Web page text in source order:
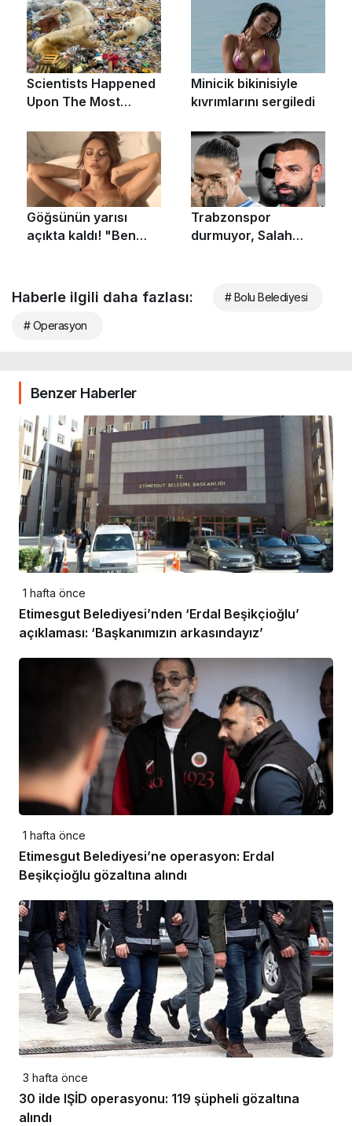
Haberle ilgili daha fazlası: # Bolu Belediyesi
# Operasyon
Benzer Haberler
1 hafta önce
Etimesgut Belediyesi’nden ‘Erdal Beşikçioğlu’
açıklaması: ‘Başkanımızın arkasındayız’
1 hafta önce
Etimesgut Belediyesi’ne operasyon: Erdal
Beşikçioğlu gözaltına alındı
3 hafta önce
30 ilde IŞİD operasyonu: 119 şüpheli gözaltına
alındı